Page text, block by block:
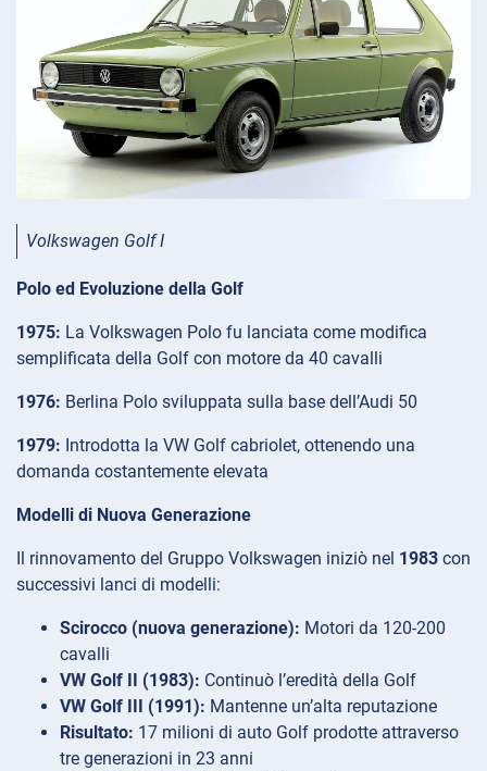
Volkswagen Golf I
Polo ed Evoluzione della Golf
1975: La Volkswagen Polo fu lanciata come modifica
semplificata della Golf con motore da 40 cavalli
1976: Berlina Polo sviluppata sulla base dell’Audi 50
1979: Introdotta la VW Golf cabriolet, ottenendo una
domanda costantemente elevata
Modelli di Nuova Generazione
Il rinnovamento del Gruppo Volkswagen iniziò nel 1983 con
successivi lanci di modelli:
Scirocco (nuova generazione): Motori da 120-200
cavalli
VW Golf II (1983): Continuò l’eredità della Golf
VW Golf III (1991): Mantenne un’alta reputazione
Risultato: 17 milioni di auto Golf prodotte attraverso
tre generazioni in 23 anni